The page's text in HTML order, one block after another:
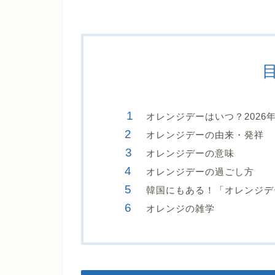
オレンジデーはいつ？2026
オレンジデーの由来・発祥
オレンジデーの意味
オレンジデーの過ごし方
韓国にもある！「オレンジデ
オレンジの雑学